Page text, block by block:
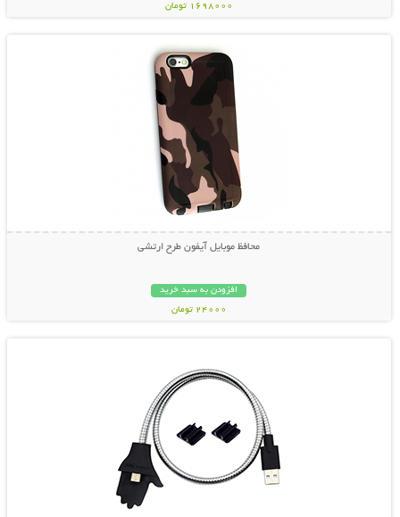
1698000 تومان
نمایش توضیحات بیشتر
محافظ موبایل آیفون طرح ارتشی
افزودن به سبد خرید
24000 تومان
نمایش توضیحات بیشتر